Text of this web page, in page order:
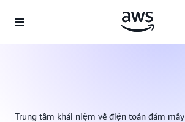
Trung tâm khái niệm về điện toán đám mây